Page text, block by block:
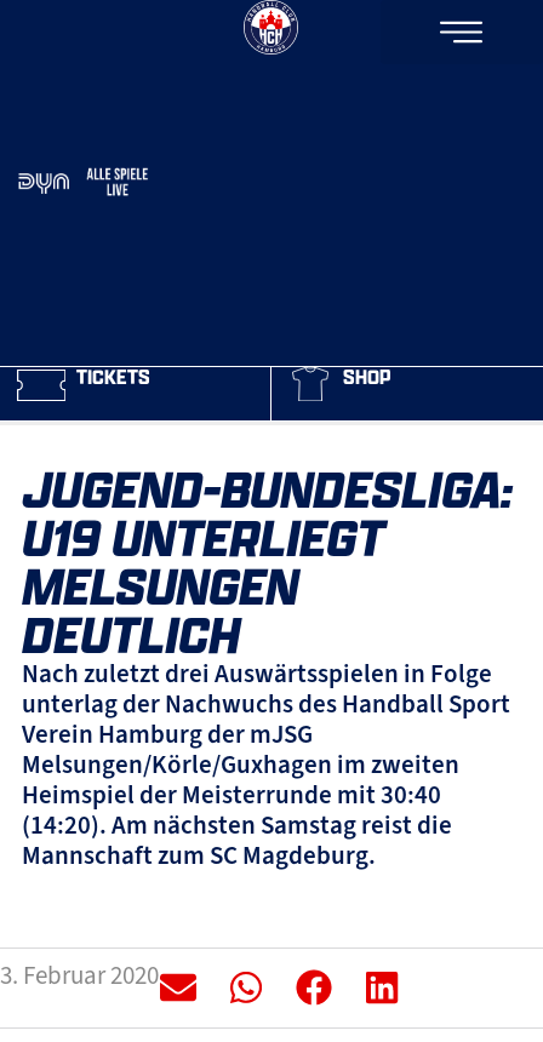
TICKETS SHOP
JUGEND-BUNDESLIGA:
U19 UNTERLIEGT
MELSUNGEN
DEUTLICH
Nach zuletzt drei Auswärtsspielen in Folge
unterlag der Nachwuchs des Handball Sport
Verein Hamburg der mJSG
Melsungen/Körle/Guxhagen im zweiten
Heimspiel der Meisterrunde mit 30:40
(14:20). Am nächsten Samstag reist die
Mannschaft zum SC Magdeburg.
3. Februar 2020